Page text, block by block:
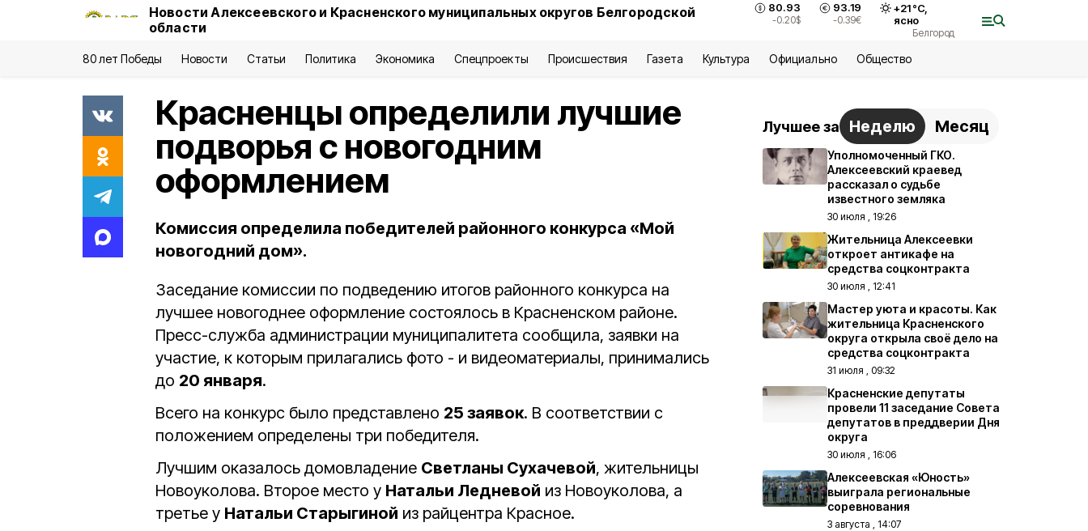
Новости Алексеевского и Красненского муниципальных округов Белгородской
области
80.93
-0.20$
93.19
-0.39€
+21°С,
ясно
Белгород
80 лет Победы Новости Статьи Политика Экономика Спецпроекты Происшествия Газета Культура Официально Общество
Красненцы определили лучшие
подворья с новогодним
оформлением
Комиссия определила победителей районного конкурса «Мой
новогодний дом».
Заседание комиссии по подведению итогов районного конкурса на
лучшее новогоднее оформление состоялось в Красненском районе.
Пресс-служба администрации муниципалитета сообщила, заявки на
участие, к которым прилагались фото - и видеоматериалы, принимались
до 20 января.
Всего на конкурс было представлено 25 заявок. В соответствии с
положением определены три победителя.
Лучшим оказалось домовладение Светланы Сухачевой, жительницы
Новоуколова. Второе место у Натальи Ледневой из Новоуколова, а
третье у Натальи Старыгиной из райцентра Красное.
Лучшее за Неделю Месяц
Уполномоченный ГКО.
Алексеевский краевед
рассказал о судьбе
известного земляка
30 июля , 19:26
Жительница Алексеевки
откроет антикафе на
средства соцконтракта
30 июля , 12:41
Мастер уюта и красоты. Как
жительница Красненского
округа открыла своё дело на
средства соцконтракта
31 июля , 09:32
Красненские депутаты
провели 11 заседание Совета
депутатов в преддверии Дня
округа
30 июля , 16:06
Алексеевская «Юность»
выиграла региональные
соревнования
3 августа , 14:07